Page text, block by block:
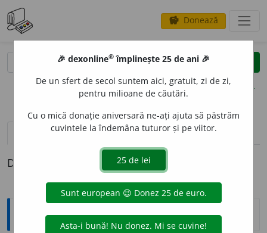
savings Donează
clear
opțiuni
definiții (1) pronunțievolume_up (17)
Definiția cu ID-ul 963264:
Enciclopedice
🎉 dexonline® împlinește 25 de ani 🎉
De un sfert de secol suntem aici, gratuit, zi de zi,
pentru milioane de căutări.
Cu o mică donație aniversară ne-ați ajuta să păstrăm
cuvintele la îndemâna tuturor și pe viitor.